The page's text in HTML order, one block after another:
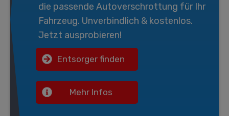
die passende Autoverschrottung für Ihr
Fahrzeug. Unverbindlich & kostenlos.
Jetzt ausprobieren!
Entsorger finden
Mehr Infos